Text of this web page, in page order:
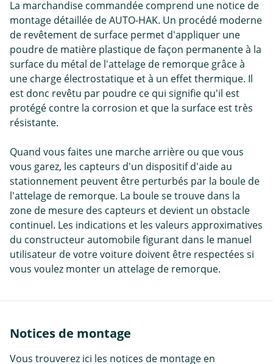
La marchandise commandée comprend une notice de
montage détaillée de AUTO-HAK. Un procédé moderne
de revêtement de surface permet d'appliquer une
poudre de matière plastique de façon permanente à la
surface du métal de l'attelage de remorque grâce à
une charge électrostatique et à un effet thermique. Il
est donc revêtu par poudre ce qui signifie qu'il est
protégé contre la corrosion et que la surface est très
résistante.
Quand vous faites une marche arrière ou que vous
vous garez, les capteurs d'un dispositif d'aide au
stationnement peuvent être perturbés par la boule de
l'attelage de remorque. La boule se trouve dans la
zone de mesure des capteurs et devient un obstacle
continuel. Les indications et les valeurs approximatives
du constructeur automobile figurant dans le manuel
utilisateur de votre voiture doivent être respectées si
vous voulez monter un attelage de remorque.
Notices de montage
Vous trouverez ici les notices de montage en